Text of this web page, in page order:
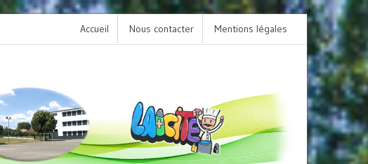
L’option LCA Latin au collège : une porte
sur la culture et le patrimoine antique !
Accueil Nous contacter Mentions légales